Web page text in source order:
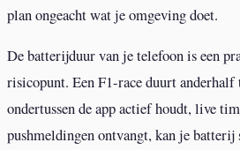
plan ongeacht wat je omgeving doet.
De batterijduur van je telefoon is een
risicopunt. Een F1-race duurt anderhalf
ondertussen de app actief houdt, live
pushmeldingen ontvangt, kan je batterij